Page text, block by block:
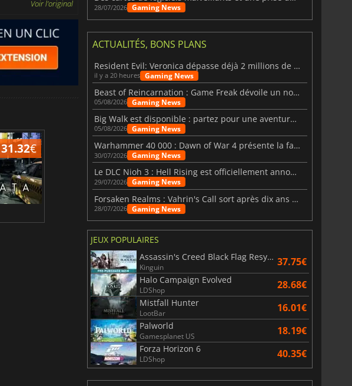
Voir l'original
31.32€ 6.77€
Total War WARHAMMER 3
15.48
28/07/2026 Gaming News
ACTUALITÉS, BONS PLANS
Resident Evil: Veronica dépasse déjà 2 millions de wishlists
il y a 20 heures Gaming News
Beast of Reincarnation : Game Freak dévoile un nouveau pari
05/08/2026 Gaming News
Big Walk est disponible : partez pour une aventure entre amis
05/08/2026 Gaming News
Warhammer 40 000 : Dawn of War 4 présente la faction des Nécrons
30/07/2026 Gaming News
Le DLC Nioh 3 : Hell Rising est officiellement annoncé
29/07/2026 Gaming News
Forsaken Realms : Vahrin's Call sort après dix ans de développement
28/07/2026 Gaming News
JEUX POPULAIRES
Assassin's Creed Black Flag Resynced
Kinguin 37.75€
Halo Campaign Evolved
LDShop 28.68€
Mistfall Hunter
LootBar 16.01€
Palworld
Gamesplanet US 18.19€
Forza Horizon 6
LDShop 40.35€